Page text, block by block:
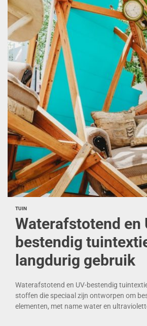
TUIN
Waterafstotend en
bestendig
langdurig gebruik
Waterafstotend en UV-bestendig
stoffen die speciaal zijn ontworpen om
elementen, met name water en